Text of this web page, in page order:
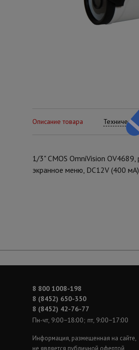
Описание товара
1/3" CMOS OmniVision
экранное меню, DC12V (400
8 800 1008-198
8 (8452) 650-350
8 (8452) 42-76-77
Пн-чт, 9:00−18:00; пт, 9:00−17:00
Информация, размещенная на сайте,
не является публичной офертой